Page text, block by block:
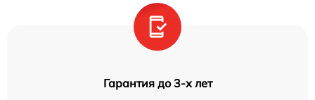
Гарантия до 3-х лет